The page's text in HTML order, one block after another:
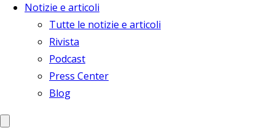
Notizie e articoli
Tutte le notizie e articoli
Rivista
Podcast
Press Center
Blog